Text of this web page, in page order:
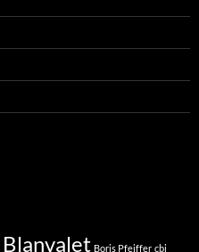
Blanvalet Boris Pfeiffer cbj